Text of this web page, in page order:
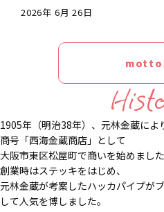
2026年 6月 26日
motto
1905年（明治38年）、元林金蔵によ
商号「西海金蔵商店」として
大阪市東区松屋町で商いを始めました
創業時はステッキをはじめ、
元林金蔵が考案したハッカパイプが
して人気を博しました。